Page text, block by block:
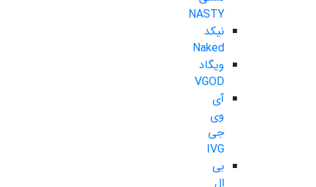
NASTY
نیکد
Naked
ویگاد
VGOD
آی
وی
جی
IVG
بی
ال